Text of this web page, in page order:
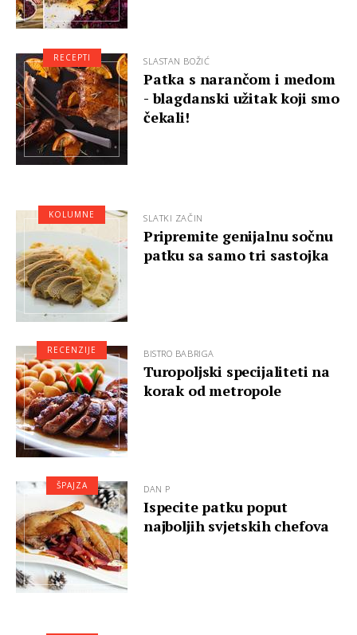
SLASTAN BOŽIĆ
Patka s narančom i medom
- blagdanski užitak koji smo
čekali!
RECEPTI
SLATKI ZAČIN
Pripremite genijalnu sočnu
patku sa samo tri sastojka
KOLUMNE
BISTRO BABRIGA
Turopoljski specijaliteti na
korak od metropole
RECENZIJE
DAN P
Ispecite patku poput
najboljih svjetskih chefova
ŠPAJZA